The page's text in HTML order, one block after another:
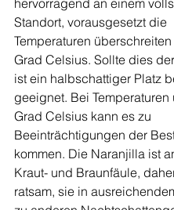
Standort, vorausgesetzt die
Temperaturen
Grad Celsius. Sollte dies
ist ein halbschattiger Platz
geeignet. Bei Temperaturen
Grad Celsius kann es zu
Beeinträchtigungen der
kommen. Die Naranjilla ist
Kraut- und Braunfäule,
ratsam, sie in